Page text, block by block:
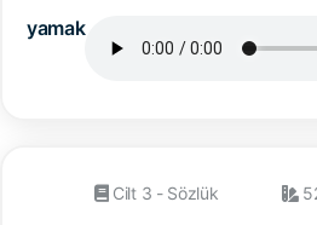
yamak
Cilt 3 - Sözlük